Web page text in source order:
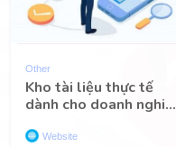
Other
Kho tài liệu thực tế
dành cho doanh nghi...
Website